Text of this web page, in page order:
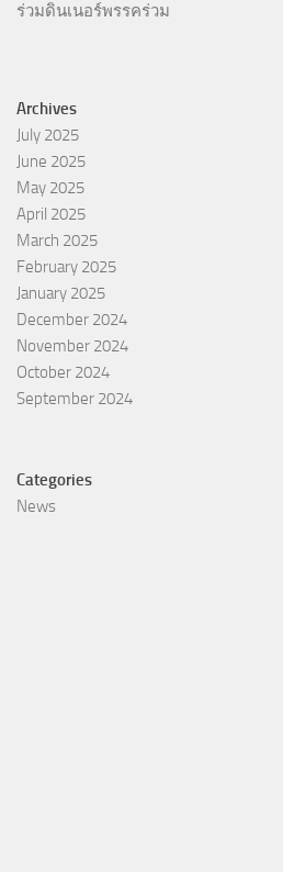
ร่วมดินเนอร์พรรคร่วม
Archives
July 2025
June 2025
May 2025
April 2025
March 2025
February 2025
January 2025
December 2024
November 2024
October 2024
September 2024
Categories
News